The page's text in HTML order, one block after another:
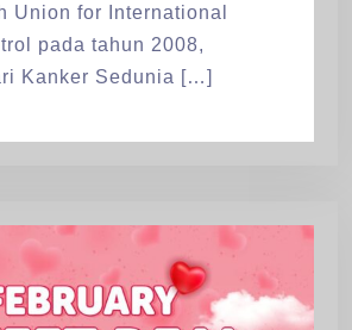
Union for International
pada tahun 2008,
Kanker Sedunia […]